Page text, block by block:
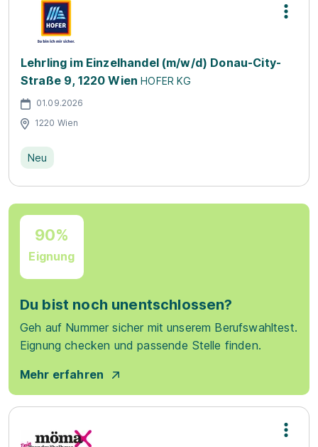
Lehrling im Einzelhandel (m/w/d) Donau-City-
Straße 9, 1220 Wien HOFER KG
01.09.2026
1220 Wien
Neu
90%
Eignung
Du bist noch unentschlossen?
Geh auf Nummer sicher mit unserem Berufswahltest.
Eignung checken und passende Stelle finden.
Mehr erfahren